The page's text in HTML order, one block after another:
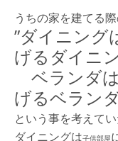
うちの家を建てる
”ダイニング
げるダイニン
ベランダ
げるベラン
という事を考えて
ダイニングは子供部屋